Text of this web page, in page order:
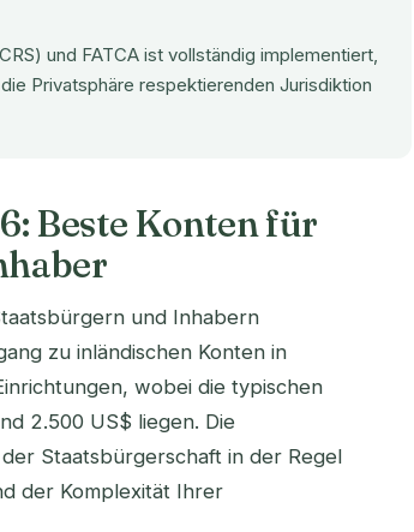
und FATCA ist vollständig implementiert,
Privatsphäre respektierenden Jurisdiktion
Beste Konten für
und Inhabern
zu inländischen Konten in
wobei die typischen
2.500 US$ liegen. Die
Staatsbürgerschaft in der Regel
der Komplexität Ihrer